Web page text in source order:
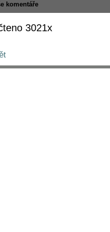
komentáře
3021x